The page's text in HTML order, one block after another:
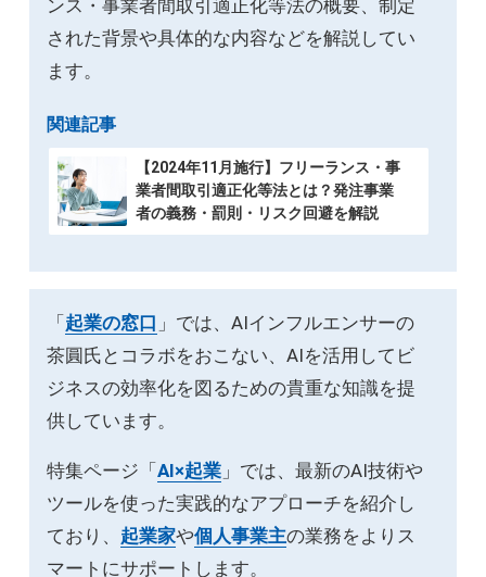
ンス・事業者間取引適正化等法の概要、制定
された背景や具体的な内容などを解説してい
ます。
関連記事
【2024年11月施行】フリーランス・事
業者間取引適正化等法とは？発注事業
者の義務・罰則・リスク回避を解説
「起業の窓口 」では、AIインフルエンサーの
茶圓氏とコラボをおこない、AIを活用してビ
ジネスの効率化を図るための貴重な知識を提
供しています。
特集ページ「AI×起業」では、最新のAI技術や
ツールを使った実践的なアプローチを紹介し
ており、 起業家や個人事業主の業務をよりス
マートにサポートします。